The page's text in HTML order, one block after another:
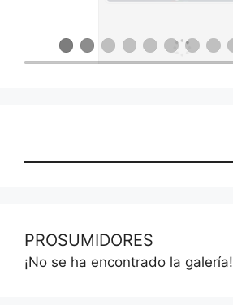
PROSUMIDORES
¡No se ha encontrado la galería!